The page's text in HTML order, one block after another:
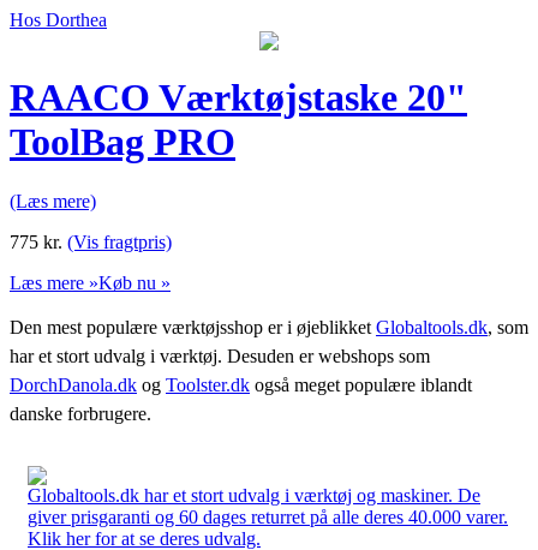
Hos Dorthea
RAACO Værktøjstaske 20"
ToolBag PRO
(Læs mere)
775 kr. (Vis fragtpris)
Læs mere »Køb nu »
Den mest populære værktøjsshop er i øjeblikket Globaltools.dk, som
har et stort udvalg i værktøj. Desuden er webshops som
DorchDanola.dk og Toolster.dk også meget populære iblandt
danske forbrugere.
Globaltools.dk har et stort udvalg i værktøj og maskiner. De
giver prisgaranti og 60 dages returret på alle deres 40.000 varer.
Klik her for at se deres udvalg.